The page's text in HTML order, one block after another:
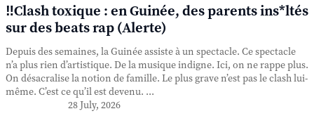
‼️Clash toxique : en Guinée, des parents ins*ltés
sur des beats rap (Alerte)
Depuis des semaines, la Guinée assiste à un spectacle. Ce spectacle
n’a plus rien d’artistique. De la musique indigne. Ici, on ne rappe plus.
On désacralise la notion de famille. Le plus grave n’est pas le clash lui-
même. C’est ce qu’il est devenu. ...
28 July, 2026